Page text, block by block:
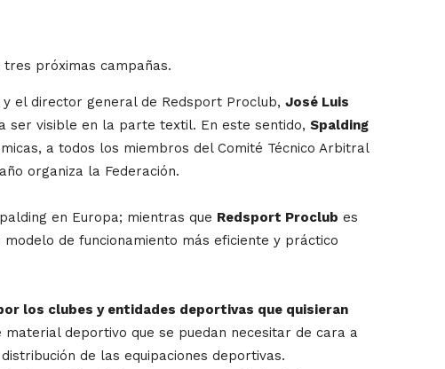
próximas campañas.
y el director general de Redsport Proclub, José Luis
ser visible en la parte textil. En este sentido, Spalding
a todos los miembros del Comité Técnico Arbitral
organiza la Federación.
en Europa; mientras que Redsport Proclub es
de funcionamiento más eficiente y práctico
los clubes y entidades deportivas que quisieran
deportivo que se puedan necesitar de cara a
de las equipaciones deportivas.